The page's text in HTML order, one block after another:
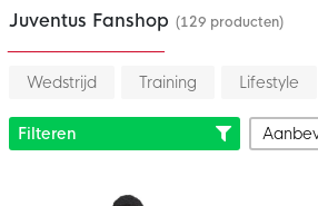
Juventus Fanshop (129 producten)
Wedstrijd Training Lifestyle
Filteren